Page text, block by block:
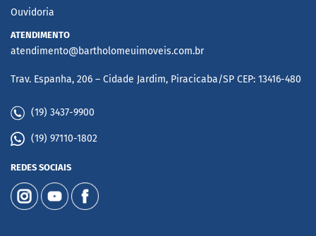
Ouvidoria
ATENDIMENTO
atendimento@bartholomeuimoveis.com.br
Trav. Espanha, 206 – Cidade Jardim, Piracicaba/SP CEP: 13416-480
(19) 3437-9900
(19) 97110-1802
REDES SOCIAIS